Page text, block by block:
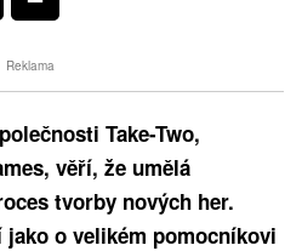
Reklama
Take-Two,
věří, že umělá
tvorby nových her.
o velikém pomocníkovi